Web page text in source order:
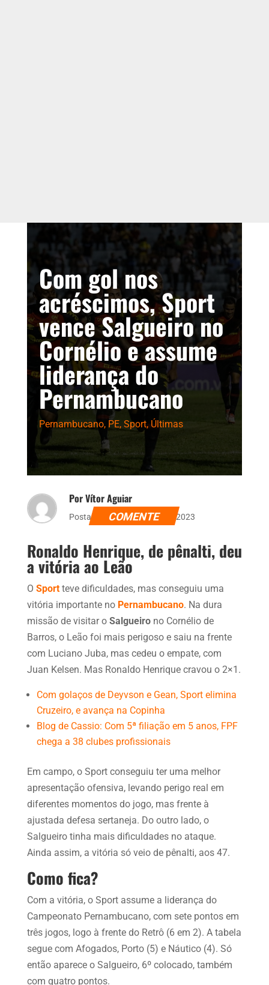
Com gol nos
acréscimos, Sport
vence Salgueiro no
Cornélio e assume
liderança do
Pernambucano
Pernambucano, PE, Sport,Últimas
Por Vítor Aguiar
Postado dia 17 de janeiro de 2023
COMENTE
Ronaldo Henrique, de pênalti, deu
a vitória ao Leão
O Sportteve dificuldades, mas conseguiu uma
vitória importante no Pernambucano. Na dura
missão de visitar o Salgueirono Cornélio de
Barros, o Leão foi mais perigoso e saiu na frente
com Luciano Juba, mas cedeu o empate, com
Juan Kelsen. Mas Ronaldo Henrique cravou o 2×1.
Com golaços de Deyvson e Gean, Sport elimina
Cruzeiro, e avança na Copinha
Blog de Cassio: Com 5ª filiação em 5 anos, FPF
chega a 38 clubes profissionais
Em campo, o Sport conseguiu ter uma melhor
apresentação ofensiva, levando perigo real em
diferentes momentos do jogo, mas frente à
ajustada defesa sertaneja. Do outro lado, o
Salgueiro tinha mais dificuldades no ataque.
Ainda assim, a vitória só veio de pênalti, aos 47.
Como fica?
Com a vitória, o Sport assume a liderança do
Campeonato Pernambucano, com sete pontos em
três jogos, logo à frente do Retrô (6 em 2). A tabela
segue com Afogados, Porto (5) e Náutico (4). Só
então aparece o Salgueiro, 6º colocado, também
com quatro pontos.